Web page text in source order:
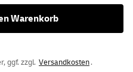
Warenkorb
ggf. zzgl. Versandkosten.